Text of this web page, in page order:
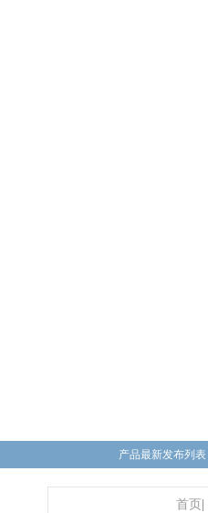
产品最新发布列表
首页